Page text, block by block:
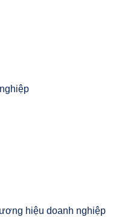
hiệu doanh nghiệp